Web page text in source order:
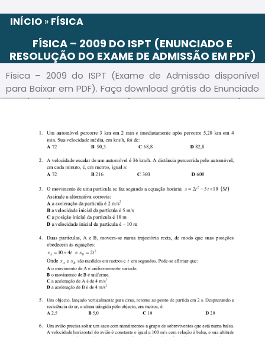
INÍCIO » FÍSICA
FÍSICA – 2009 DO ISPT (ENUNCIADO E
RESOLUÇÃO DO EXAME DE ADMISSÃO EM PDF)
Física – 2009 do ISPT (Exame de Admissão disponível
para Baixar em PDF). Faça download grátis do Enunciado
e Guião deste exame em formato PDF e acompanhe a
melhor preparação.